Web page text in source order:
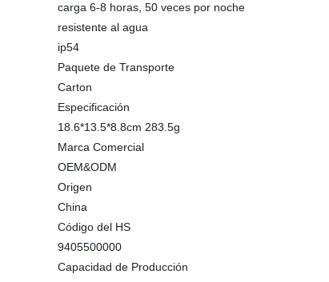
carga 6-8 horas, 50 veces por noche
resistente al agua
ip54
Paquete de Transporte
Carton
Especificación
18.6*13.5*8.8cm 283.5g
Marca Comercial
OEM&ODM
Origen
China
Código del HS
9405500000
Capacidad de Producción